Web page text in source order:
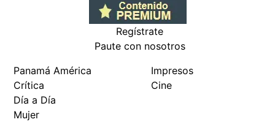
Regístrate
Paute con nosotros
Panamá América
Crítica
Día a Día
Mujer
Impresos
Cine